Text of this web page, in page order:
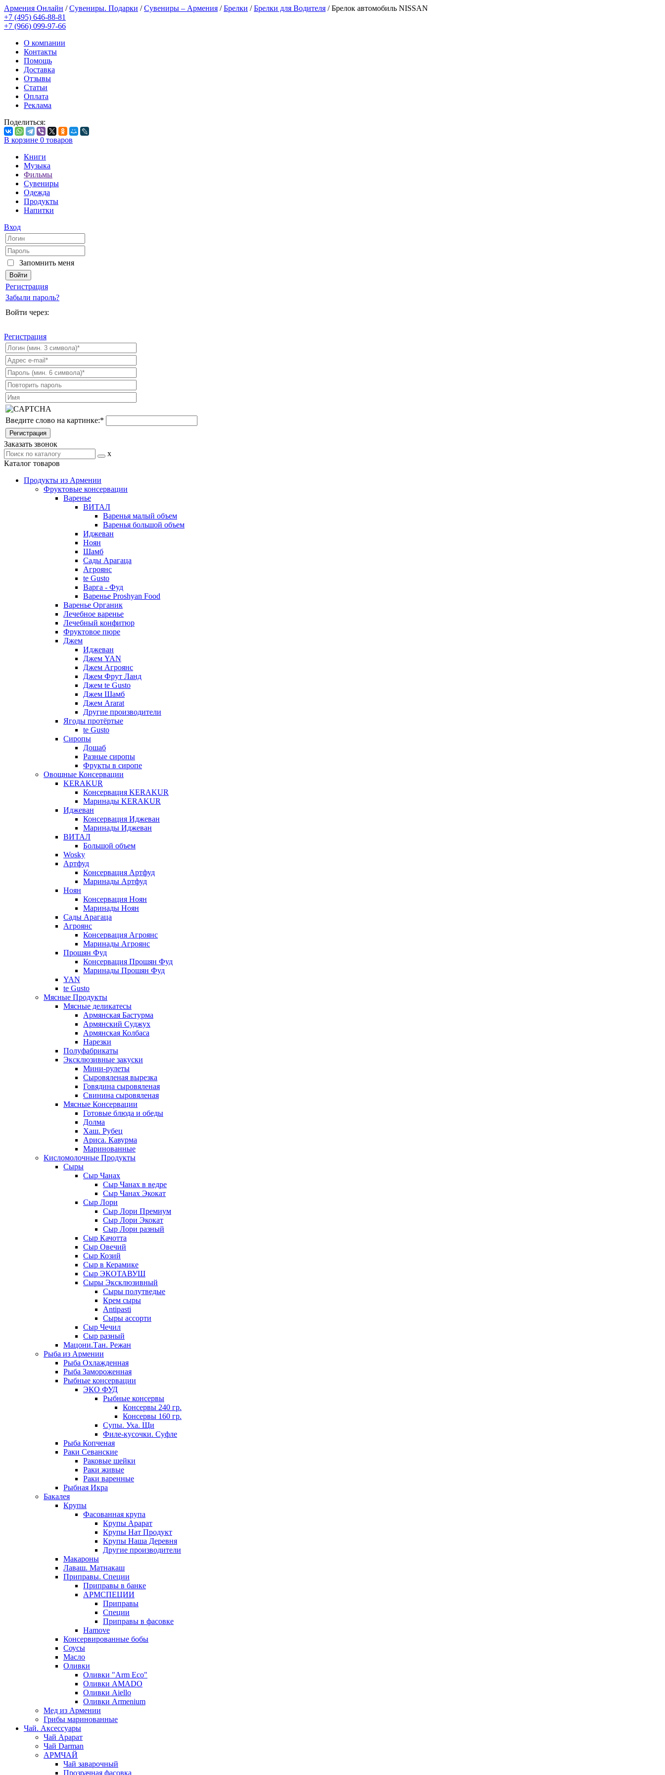
Армения Онлайн /Сувениры. Подарки /Сувениры – Армения /Брелки /Брелки для Водителя /Брелок автомобиль NISSAN
+7 (495) 646-88-81
+7 (966) 099-97-66
О компании
Контакты
Помощь
Доставка
Отзывы
Статьи
Оплата
Реклама
Поделиться:
В корзине 0 товаров
Книги
Музыка
Фильмы
Сувениры
Одежда
Продукты
Напитки
Вход
Запомнить меня
Регистрация
Забыли пароль?
Войти через:
Регистрация
Введите слово на картинке:*
Заказать звонок
x
Каталог товаров
Продукты из Армении
Фруктовые консервации
Варенье
ВИТАЛ
Варенья малый объем
Варенья большой объем
Иджеван
Ноян
Шамб
Сады Арагаца
Агроянс
te Gusto
Варга - Фуд
Варенье Proshyan Food
Варенье Органик
Лечебное варенье
Лечебный конфитюр
Фруктовое пюре
Джем
Иджеван
Джем YAN
Джем Агроянс
Джем Фрут Ланд
Джем te Gusto
Джем Шамб
Джем Ararat
Другие производители
Ягоды протёртые
te Gusto
Сиропы
Дошаб
Разные сиропы
Фрукты в сиропе
Овощные Консервации
KERAKUR
Консервация KERAKUR
Маринады KERAKUR
Иджеван
Консервация Иджеван
Маринады Иджеван
ВИТАЛ
Большой объем
Wosky
Артфуд
Консервация Артфуд
Маринады Артфуд
Ноян
Консервация Ноян
Маринады Ноян
Сады Арагаца
Агроянс
Консервация Агроянс
Маринады Агроянс
Прошян Фуд
Консервация Прошян Фуд
Маринады Прошян Фуд
YAN
te Gusto
Мясные Продукты
Мясные деликатесы
Армянская Бастурма
Армянский Суджух
Армянская Колбаса
Нарезки
Полуфабрикаты
Эксклюзивные закуски
Мини-рулеты
Сыровяленая вырезка
Говядина сыровяленая
Свинина сыровяленая
Мясные Консервации
Готовые блюда и обеды
Долма
Хаш. Рубец
Ариса. Кавурма
Маринованные
Кисломолочные Продукты
Сыры
Сыр Чанах
Сыр Чанах в ведре
Сыр Чанах Экокат
Сыр Лори
Сыр Лори Премиум
Сыр Лори Экокат
Сыр Лори разный
Сыр Качотта
Сыр Овечий
Сыр Козий
Сыр в Керамике
Сыр ЭКОТАВУШ
Сыры Эксклюзивный
Сыры полутведые
Крем сыры
Antipasti
Сыры ассорти
Сыр Чечил
Сыр разный
Мацони.Тан. Режан
Рыба из Армении
Рыба Охлажденная
Рыба Замороженная
Рыбные консервации
ЭКО ФУД
Рыбные консервы
Консервы 240 гр.
Консервы 160 гр.
Супы. Уха. Щи
Филе-кусочки. Суфле
Рыба Копченая
Раки Севанские
Раковые шейки
Раки живые
Раки варенные
Рыбная Икра
Бакалея
Крупы
Фасованная крупа
Крупы Арарат
Крупы Нат Продукт
Крупы Наша Деревня
Другие производители
Макароны
Лаваш. Матнакаш
Приправы. Специи
Приправы в банке
АРМСПЕЦИИ
Приправы
Специи
Приправы в фасовке
Hamove
Консервированные бобы
Соусы
Масло
Оливки
Оливки "Arm Eco"
Оливки AMADO
Оливки Aiello
Оливки Armenium
Мед из Армении
Грибы маринованные
Чай. Аксессуары
Чай Арарат
Чай Darman
АРМЧАЙ
Чай заварочный
Прозрачная фасовка